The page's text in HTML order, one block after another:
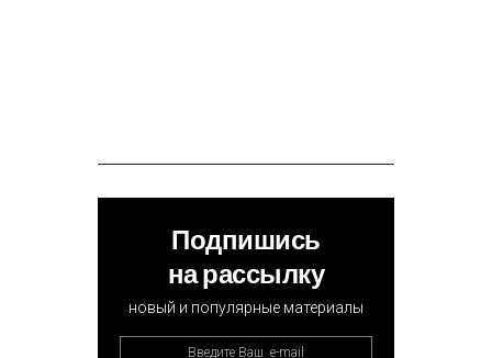
Подпишись
на рассылку
новый и популярные материалы